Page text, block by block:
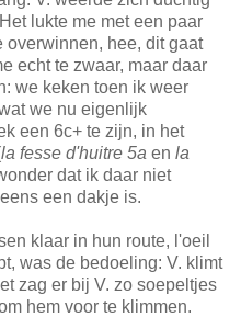
lukte me met een paar
overwinnen, hee, dit gaat
echt te zwaar, maar daar
we keken toen ik weer
we nu eigenlijk
een 6c+ te zijn, in het
la fesse d'huitre 5a en la
dat ik daar niet
een dakje is.
klaar in hun route, l'oeil
was de bedoeling: V. klimt
zag er bij V. zo soepeltjes
hem voor te klimmen.